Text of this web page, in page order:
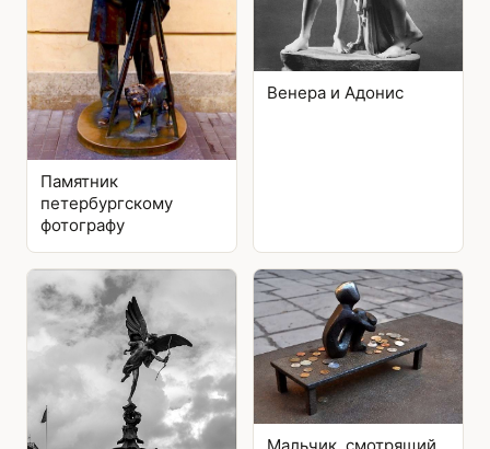
Памятник
петербургскому
фотографу
Венера и Адонис